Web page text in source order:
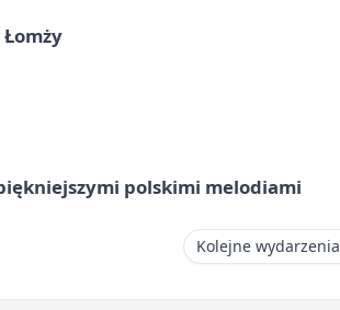
polskimi melodiami
Kolejne wydarzenia